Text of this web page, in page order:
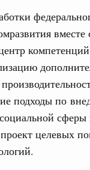
подходы по
целевых
образование
колледжей и
союз.
по